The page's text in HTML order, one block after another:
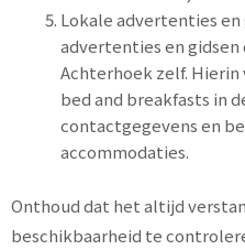
Lokale advertenties
advertenties en gidsen
Achterhoek zelf.
bed and breakfasts in
contactgegevens en
accommodaties.
Onthoud dat het altijd
beschikbaarheid te